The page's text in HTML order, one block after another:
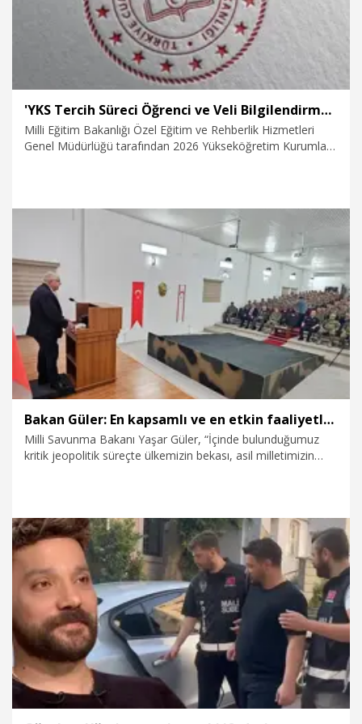
'YKS Tercih Süreci Öğrenci ve Veli Bilgilendirme Kılavuzu' yayımlandı
Milli Eğitim Bakanlığı Özel Eğitim ve Rehberlik Hizmetleri
Genel Müdürlüğü tarafından 2026 Yükseköğretim Kurumları
21.07.2026
Bakan Güler: En kapsamlı ve en etkin faaliyetlerimizi icra ediyoruz
Milli Savunma Bakanı Yaşar Güler, “İçinde bulunduğumuz
kritik jeopolitik süreçte ülkemizin bekası, asil milletimizin
19.07.2026 Dünya